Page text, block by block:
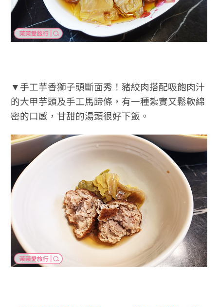
▼手工芋香獅子頭斷面秀！豬絞肉搭配吸飽肉汁
的大甲芋頭及手工馬蹄條，有一種紮實又鬆軟綿
密的口感，甘甜的湯頭很好下飯。